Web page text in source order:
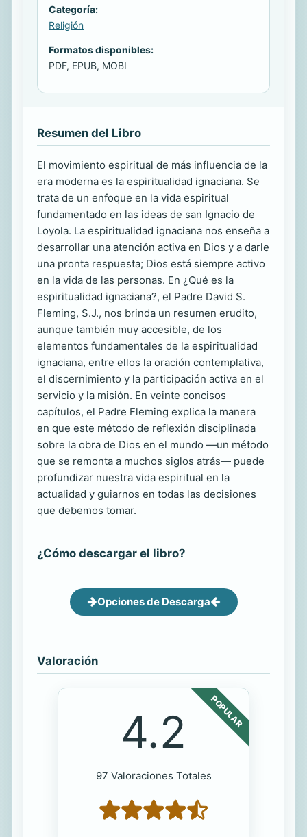
Categoría:
Religión
Formatos disponibles:
PDF, EPUB, MOBI
Resumen del Libro
El movimiento espiritual de más influencia de la
era moderna es la espiritualidad ignaciana. Se
trata de un enfoque en la vida espiritual
fundamentado en las ideas de san Ignacio de
Loyola. La espiritualidad ignaciana nos enseña a
desarrollar una atención activa en Dios y a darle
una pronta respuesta; Dios está siempre activo
en la vida de las personas. En ¿Qué es la
espiritualidad ignaciana?, el Padre David S.
Fleming, S.J., nos brinda un resumen erudito,
aunque también muy accesible, de los
elementos fundamentales de la espiritualidad
ignaciana, entre ellos la oración contemplativa,
el discernimiento y la participación activa en el
servicio y la misión. En veinte concisos
capítulos, el Padre Fleming explica la manera
en que este método de reflexión disciplinada
sobre la obra de Dios en el mundo —un método
que se remonta a muchos siglos atrás— puede
profundizar nuestra vida espiritual en la
actualidad y guiarnos en todas las decisiones
que debemos tomar.
¿Cómo descargar el libro?
Opciones de Descarga
Valoración
POPULAR
4.2
97 Valoraciones Totales